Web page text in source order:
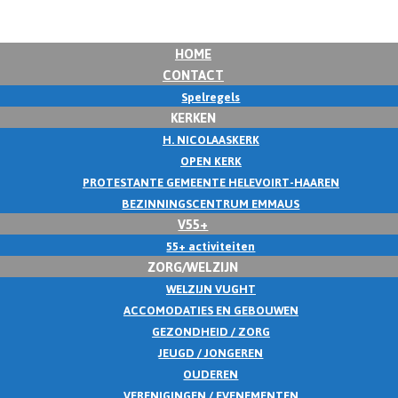
HOME
CONTACT
Spelregels
KERKEN
H. NICOLAASKERK
OPEN KERK
PROTESTANTE GEMEENTE HELEVOIRT-HAAREN
BEZINNINGSCENTRUM EMMAUS
V55+
55+ activiteiten
ZORG/WELZIJN
WELZIJN VUGHT
ACCOMODATIES EN GEBOUWEN
GEZONDHEID / ZORG
JEUGD / JONGEREN
OUDEREN